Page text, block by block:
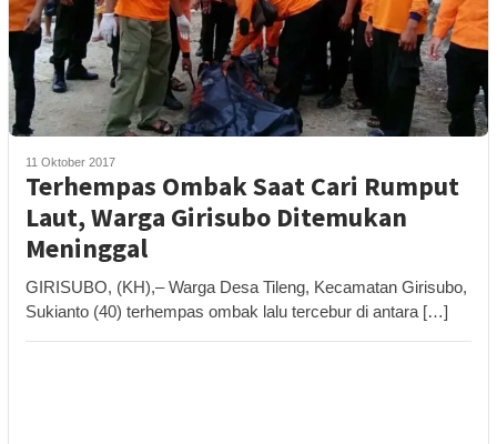
11 Oktober 2017
Terhempas Ombak Saat Cari Rumput
Laut, Warga Girisubo Ditemukan
Meninggal
GIRISUBO, (KH),– Warga Desa Tileng, Kecamatan Girisubo,
Sukianto (40) terhempas ombak lalu tercebur di antara […]